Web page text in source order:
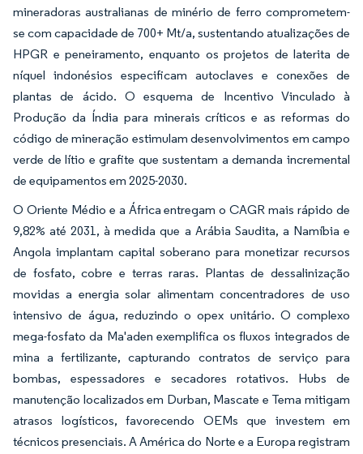
mineradoras australianas de minério de ferro comprometem-
se com capacidade de 700+ Mt/a, sustentando atualizações de
HPGR e peneiramento, enquanto os projetos de laterita de
níquel indonésios especificam autoclaves e conexões de
plantas de ácido. O esquema de Incentivo Vinculado à
Produção da Índia para minerais críticos e as reformas do
código de mineração estimulam desenvolvimentos em campo
verde de lítio e grafite que sustentam a demanda incremental
de equipamentos em 2025-2030.
O Oriente Médio e a África entregam o CAGR mais rápido de
9,82% até 2031, à medida que a Arábia Saudita, a Namíbia e
Angola implantam capital soberano para monetizar recursos
de fosfato, cobre e terras raras. Plantas de dessalinização
movidas a energia solar alimentam concentradores de uso
intensivo de água, reduzindo o opex unitário. O complexo
mega-fosfato da Ma'aden exemplifica os fluxos integrados de
mina a fertilizante, capturando contratos de serviço para
bombas, espessadores e secadores rotativos. Hubs de
manutenção localizados em Durban, Mascate e Tema mitigam
atrasos logísticos, favorecendo OEMs que investem em
técnicos presenciais. A América do Norte e a Europa registram